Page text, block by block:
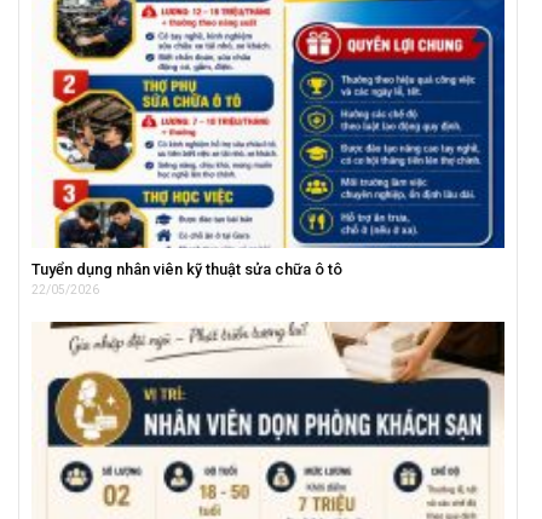
Tuyển dụng nhân viên kỹ thuật sửa chữa ô tô
22/05/2026